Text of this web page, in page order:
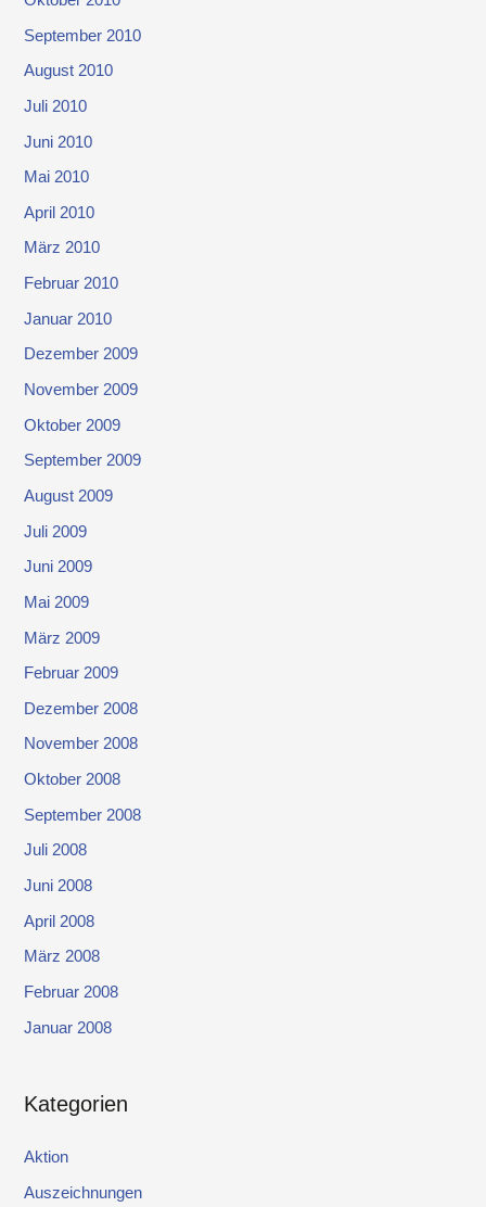
September 2010
August 2010
Juli 2010
Juni 2010
Mai 2010
April 2010
März 2010
Februar 2010
Januar 2010
Dezember 2009
November 2009
Oktober 2009
September 2009
August 2009
Juli 2009
Juni 2009
Mai 2009
März 2009
Februar 2009
Dezember 2008
November 2008
Oktober 2008
September 2008
Juli 2008
Juni 2008
April 2008
März 2008
Februar 2008
Januar 2008
Kategorien
Aktion
Auszeichnungen